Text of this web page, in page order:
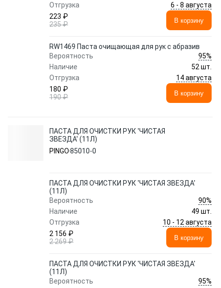
Отгрузка
6 - 8 августа
223 ₽
235 ₽
В корзину
RW1469 Паста очищающая для рук с абразив
Вероятность
95%
Наличие
52 шт.
Отгрузка
14 августа
180 ₽
190 ₽
В корзину
ПАСТА ДЛЯ ОЧИСТКИ РУК 'ЧИСТАЯ
ЗВЕЗДА' (11Л)
PINGO85010-0
ПАСТА ДЛЯ ОЧИСТКИ РУК 'ЧИСТАЯ ЗВЕЗДА'
(11Л)
Вероятность
90%
Наличие
49 шт.
Отгрузка
10 - 12 августа
2 156 ₽
2 269 ₽
В корзину
ПАСТА ДЛЯ ОЧИСТКИ РУК 'ЧИСТАЯ ЗВЕЗДА'
(11Л)
Вероятность
95%